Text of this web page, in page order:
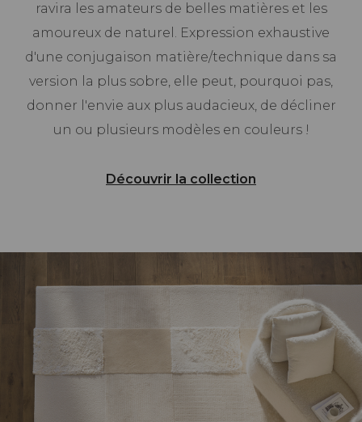
ravira les amateurs de belles matières et les
amoureux de naturel. Expression exhaustive
d'une conjugaison matière/technique dans sa
version la plus sobre, elle peut, pourquoi pas,
donner l'envie aux plus audacieux, de décliner
un ou plusieurs modèles en couleurs !
Découvrir la collection